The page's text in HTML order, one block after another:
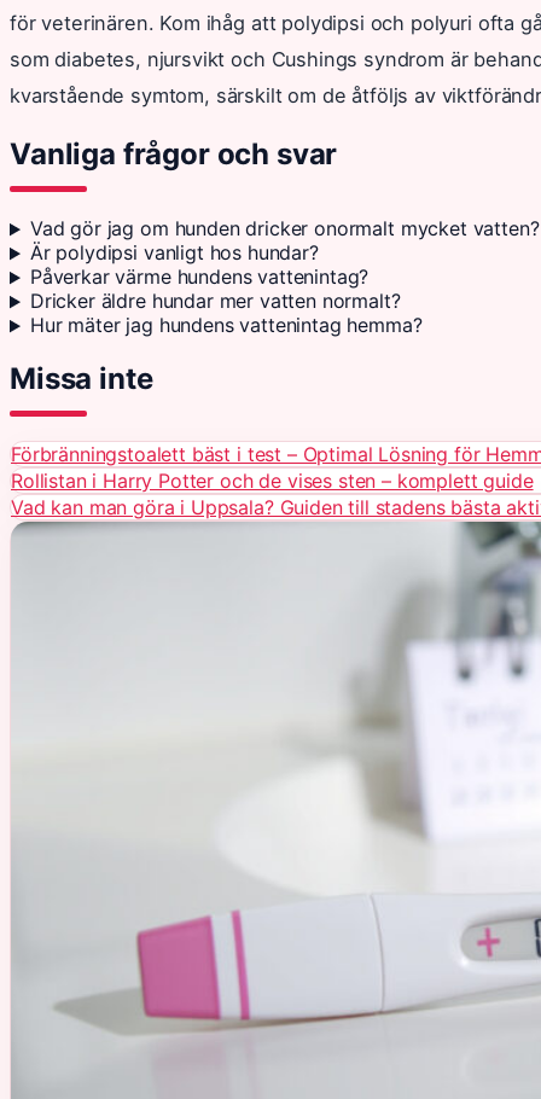
för veterinären. Kom ihåg att polydipsi och polyuri ofta
som diabetes, njursvikt och Cushings syndrom är
kvarstående symtom, särskilt om de åtföljs av
Vanliga frågor och svar
Vad gör jag om hunden dricker onormalt mycket vatten?
Är polydipsi vanligt hos hundar?
Påverkar värme hundens vattenintag?
Dricker äldre hundar mer vatten normalt?
Hur mäter jag hundens vattenintag hemma?
Missa inte
Förbränningstoalett bäst i test – Optimal Lösning för
Rollistan i Harry Potter och de vises sten – komplett guide
Vad kan man göra i Uppsala? Guiden till stadens bästa